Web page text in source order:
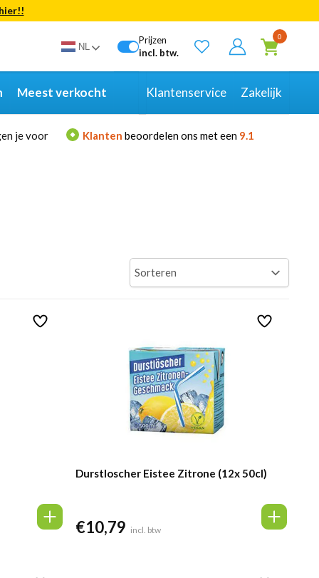
NL
Prijzen
incl. btw.
0
Meest verkocht Klantenservice Zakelijk
je voor Klanten beoordelen ons met een 9.1
Durstloscher Eistee Zitrone (12x 50cl)
€10,79 incl. btw